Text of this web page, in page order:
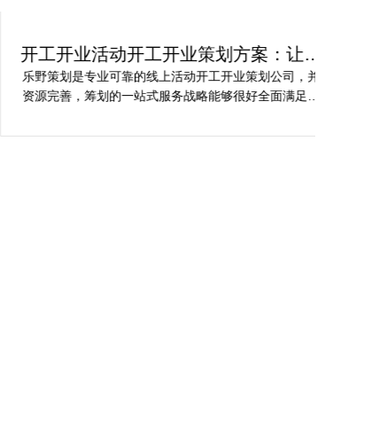
开工开业活动开工开业策划方案：让你
的活动与众不同
乐野策划是专业可靠的线上活动开工开业策划公司，并
资源完善，筹划的一站式服务战略能够很好全面满足我
场开工开业活动策划，预备推荐给须要寻觅线上活动开